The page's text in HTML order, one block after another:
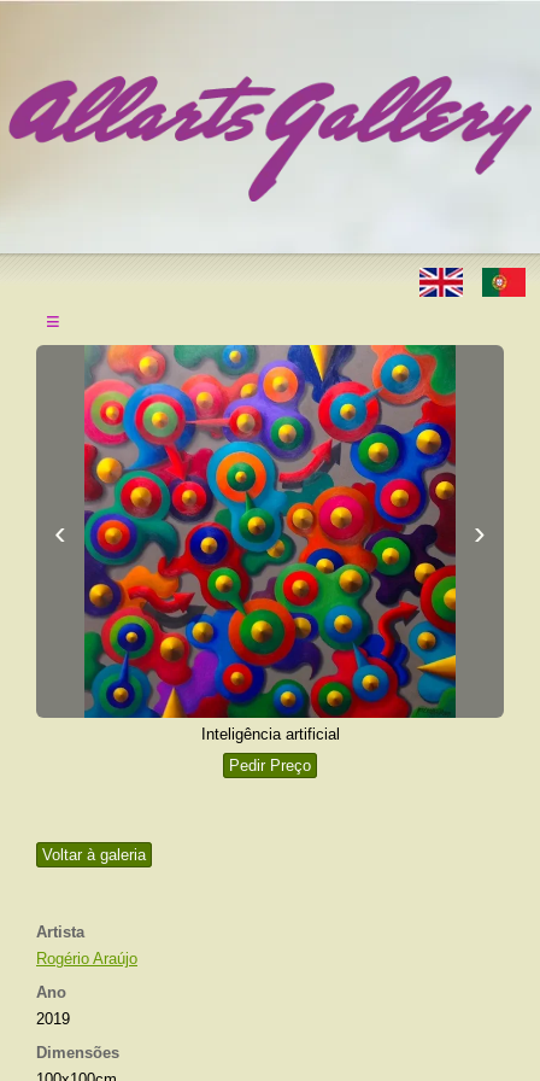
≡
Voltar à galeria
Artista
Rogério Araújo
Ano
2019
Dimensões
‹ ›
Inteligência artificial
Pedir Preço